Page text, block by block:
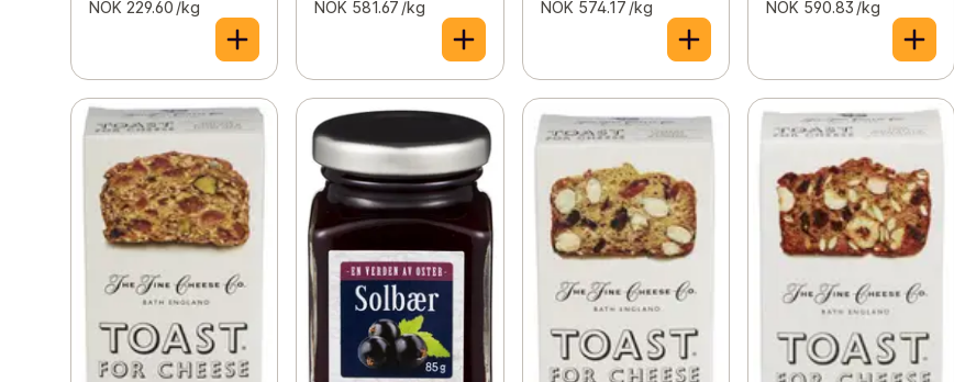
NOK 229.60 /kg NOK 581.67 /kg NOK 574.17 /kg NOK 590.83 /kg